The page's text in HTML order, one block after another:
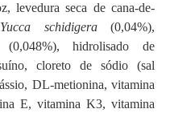
levedura seca de cana-de-
Yucca schidigera(0,04%),
(0,048%), hidrolisado de
cloreto de sódio (sal
DL-metionina, vitamina
E, vitamina K3, vitamina